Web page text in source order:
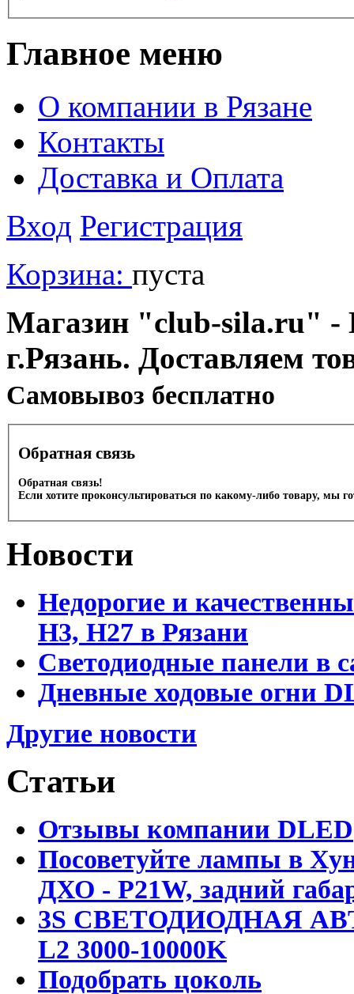
Главное меню
О компании в Рязане
Контакты
Доставка и Оплата
Вход Регистрация
Корзина: пуста
Магазин "club-sila.ru" -
г.Рязань. Доставляем
Cамовывоз бесплатно
Обратная связь
Обратная связь!
Если хотите проконсультироваться по какому-либо товару, мы
Новости
Недорогие и
Н3, Н27 в Рязани
Светодиодные панели в
Дневные ходовые огни
Другие новости
Статьи
Отзывы компании DLED
Посоветуйте лампы в
ДХО - P21W, задний
3S СВЕТОДИОДНАЯ
L2 3000-10000K
Подобрать цоколь